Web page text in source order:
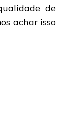
de
achar isso